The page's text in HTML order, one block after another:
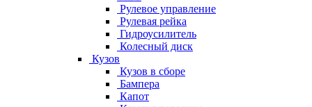
Рулевое управление
Рулевая рейка
Гидроусилитель
Колесный диск
Кузов
Кузов в сборе
Бампера
Капот